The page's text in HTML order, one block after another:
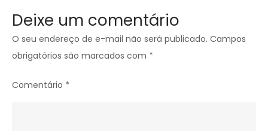
Deixe um comentário
O seu endereço de e-mail não será publicado. Campos
obrigatórios são marcados com *
Comentário *